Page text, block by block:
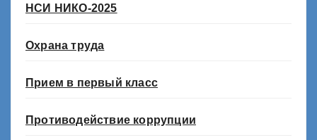
НСИ НИКО-2025
Охрана труда
Прием в первый класс
Противодействие коррупции